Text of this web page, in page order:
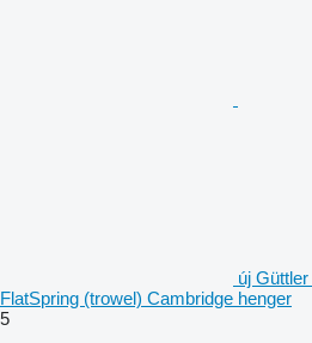
új
FlatSpring (trowel) Cambridge henger
5